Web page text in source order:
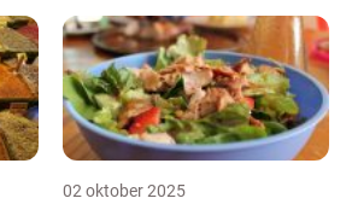
02 oktober 2025